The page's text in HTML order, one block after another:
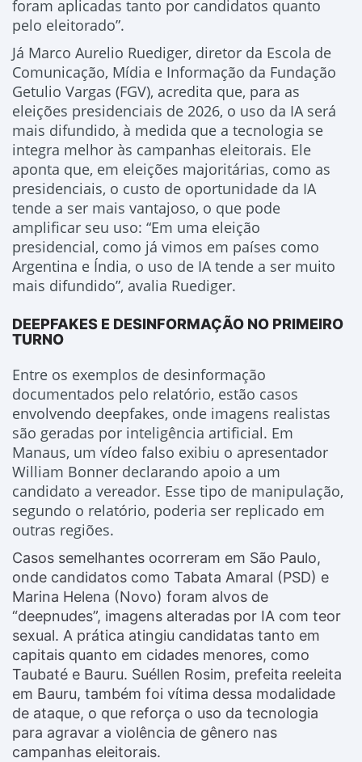
foram aplicadas tanto por candidatos quanto
pelo eleitorado”.
Já Marco Aurelio Ruediger, diretor da Escola de
Comunicação, Mídia e Informação da Fundação
Getulio Vargas (FGV), acredita que, para as
eleições presidenciais de 2026, o uso da IA será
mais difundido, à medida que a tecnologia se
integra melhor às campanhas eleitorais. Ele
aponta que, em eleições majoritárias, como as
presidenciais, o custo de oportunidade da IA
tende a ser mais vantajoso, o que pode
amplificar seu uso: “Em uma eleição
presidencial, como já vimos em países como
Argentina e Índia, o uso de IA tende a ser muito
mais difundido”, avalia Ruediger.
DEEPFAKES E DESINFORMAÇÃO NO PRIMEIRO
TURNO
Entre os exemplos de desinformação
documentados pelo relatório, estão casos
envolvendo deepfakes, onde imagens realistas
são geradas por inteligência artificial. Em
Manaus, um vídeo falso exibiu o apresentador
William Bonner declarando apoio a um
candidato a vereador. Esse tipo de manipulação,
segundo o relatório, poderia ser replicado em
outras regiões.
Casos semelhantes ocorreram em São Paulo,
onde candidatos como Tabata Amaral (PSD) e
Marina Helena (Novo) foram alvos de
“deepnudes”, imagens alteradas por IA com teor
sexual. A prática atingiu candidatas tanto em
capitais quanto em cidades menores, como
Taubaté e Bauru. Suéllen Rosim, prefeita reeleita
em Bauru, também foi vítima dessa modalidade
de ataque, o que reforça o uso da tecnologia
para agravar a violência de gênero nas
campanhas eleitorais.